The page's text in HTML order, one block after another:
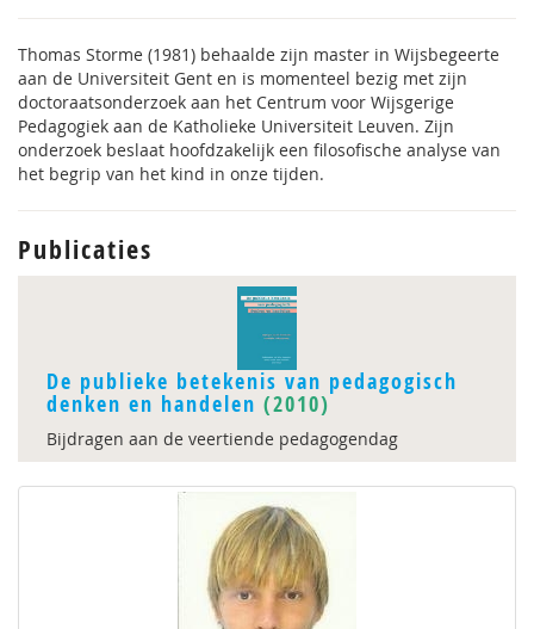
Thomas Storme (1981) behaalde zijn master in Wijsbegeerte
aan de Universiteit Gent en is momenteel bezig met zijn
doctoraatsonderzoek aan het Centrum voor Wijsgerige
Pedagogiek aan de Katholieke Universiteit Leuven. Zijn
onderzoek beslaat hoofdzakelijk een filosofische analyse van
het begrip van het kind in onze tijden.
Publicaties
De publieke betekenis van pedagogisch
denken en handelen (2010)
Bijdragen aan de veertiende pedagogendag